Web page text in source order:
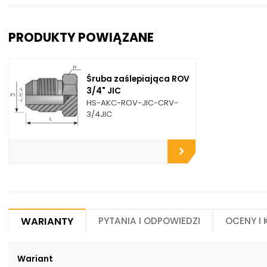
PRODUKTY POWIĄZANE
Śruba zaślepiająca ROV
3/4" JIC
HS-AKC-ROV-JIC-CRV-
3/4JIC
Warianty Pytania i odpowiedzi Oceny i
Wariant